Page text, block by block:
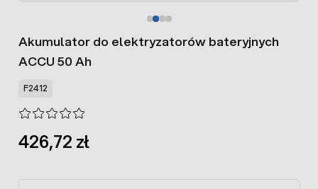
Akumulator do elektryzatorów bateryjnych
ACCU 50 Ah
F2412
426,72 zł